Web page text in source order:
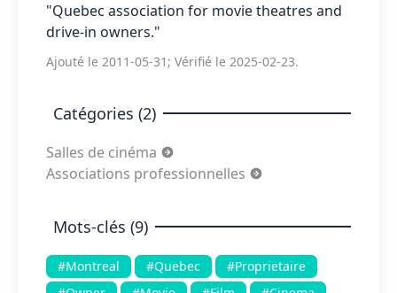
"Quebec association for movie theatres and
drive-in owners."
Ajouté le 2011-05-31; Vérifié le 2025-02-23.
Catégories (2)
Salles de cinéma
Associations professionnelles
Mots-clés (9)
#Montreal #Quebec
#Proprietaire